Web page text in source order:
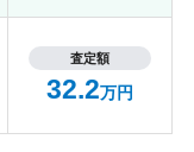
査定額
32.2万円